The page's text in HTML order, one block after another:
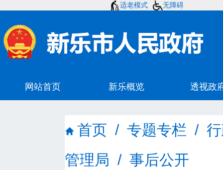
适老模式 无障碍
首页 / 专题专栏 /
管理局 / 事后公开